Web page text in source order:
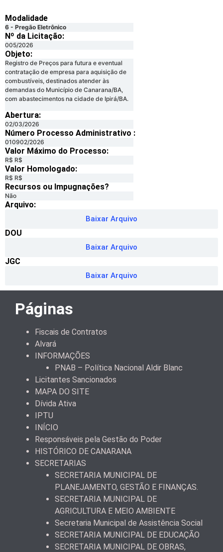
Modalidade
6 - Pregão Eletrônico
Nº da Licitação: ​​
005/2026
Objeto:
Registro de Preços para futura e eventual
contratação de empresa para aquisição de
combustíveis, destinados atender às
demandas do Município de Canarana/BA,
com abastecimentos na cidade de Ipirá/BA.
Abertura:
02/03/2026
Número Processo Administrativo :
010902/2026
Valor Máximo do Processo: ​
R$ R$
Valor Homologado: ​
R$ R$
Recursos ou Impugnações? ​
Não
Arquivo:
Baixar Arquivo
DOU
Baixar Arquivo
JGC
Baixar Arquivo
Páginas
Fiscais de Contratos
Alvará
INFORMAÇÕES
PNAB – Política Nacional Aldir Blanc
Licitantes Sancionados
MAPA DO SITE
Dívida Ativa
IPTU
INÍCIO
Responsáveis pela Gestão do Poder
HISTÓRICO DE CANARANA
SECRETARIAS
SECRETARIA MUNICIPAL DE
PLANEJAMENTO, GESTÃO E FINANÇAS.
SECRETARIA MUNICIPAL DE
AGRICULTURA E MEIO AMBIENTE
Secretaria Municipal de Assistência Social
SECRETARIA MUNICIPAL DE EDUCAÇÃO
SECRETARIA MUNICIPAL DE OBRAS,